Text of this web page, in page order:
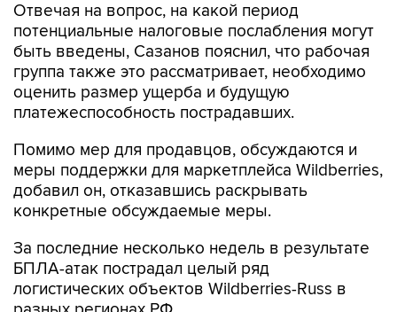
Отвечая на вопрос, на какой период
потенциальные налоговые послабления могут
быть введены, Сазанов пояснил, что рабочая
группа также это рассматривает, необходимо
оценить размер ущерба и будущую
платежеспособность пострадавших.
Помимо мер для продавцов, обсуждаются и
меры поддержки для маркетплейса Wildberries,
добавил он, отказавшись раскрывать
конкретные обсуждаемые меры.
За последние несколько недель в результате
БПЛА-атак пострадал целый ряд
логистических объектов Wildberries-Russ в